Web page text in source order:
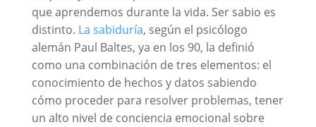
que aprendemos durante la vida. Ser sabio es
distinto. La sabiduría, según el psicólogo
alemán Paul Baltes, ya en los 90, la definió
como una combinación de tres elementos: el
conocimiento de hechos y datos sabiendo
cómo proceder para resolver problemas, tener
un alto nivel de conciencia emocional sobre